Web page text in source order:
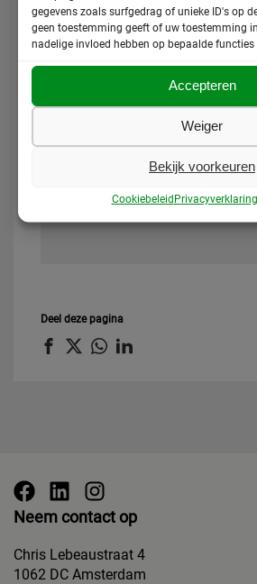
gegevens zoals surfgedrag of unieke ID's op
geen toestemming geeft of uw toestemming
nadelige invloed hebben op bepaalde functies
Accepteren
Weiger
Bekijk voorkeuren
CookiebeleidPrivacyverklaring
Dwergvinvisstraat 69-75
1035 HN Amsterdam
020 – 737 1037
06 – 40308918 (spoed)
Deel deze pagina
Neem contact op
Chris Lebeaustraat 4
1062 DC Amsterdam